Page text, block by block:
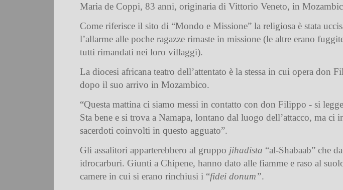
Maria de Coppi, 83 anni, originaria di Vittorio Veneto, in
Come riferisce il sito di “Mondo e Missione” la religiosa è stata
l’allarme alle poche ragazze rimaste in missione (le altre erano
tutti rimandati nei loro villaggi).
La diocesi africana teatro dell’attentato è la stessa in cui opera
dopo il suo arrivo in Mozambico.
“Questa mattina ci siamo messi in contatto con don Filippo - si
Sta bene e si trova a Namapa, lontano dal luogo dell’attacco, ma
sacerdoti coinvolti in questo agguato”.
Gli assalitori apparterebbero al gruppo jihadista “al-Shabaab” che
idrocarburi. Giunti a Chipene, hanno dato alle fiamme e raso al
camere in cui si erano rinchiusi i “fidei donum”.